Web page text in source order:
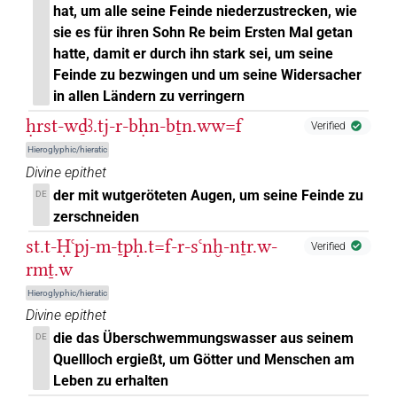
hat, um alle seine Feinde niederzustrecken, wie
sie es für ihren Sohn Re beim Ersten Mal getan
hatte, damit er durch ihn stark sei, um seine
Feinde zu bezwingen und um seine Widersacher
in allen Ländern zu verringern
ḥrst-wḏꜣ.tj-r-bḥn-bṯn.ww=f
Hieroglyphic/hieratic
Verified
Divine epithet
DE
der mit wutgeröteten Augen, um seine Feinde zu
zerschneiden
st.t-Ḥꜥpj-m-ṯpḥ.t=f-r-sꜥnḫ-nṯr.w-
rmṯ.w
Hieroglyphic/hieratic
Verified
Divine epithet
DE die das Überschwemmungswasser aus seinem
Quellloch ergießt, um Götter und Menschen am
Leben zu erhalten